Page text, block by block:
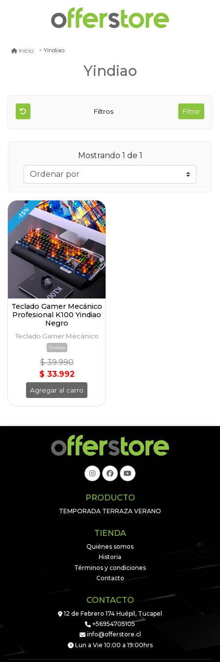
Inicio Yindiao
Yindiao
Filtros Filtrar
Mostrando 1 de 1
-15%
Teclado Gamer Mecánico
Profesional K100 Yindiao
Negro
Teclado Gamer Mecánico
Yindiao
$ 39.990
$ 33.992
Agregar al carro
PRODUCTO
TEMPORADA TERRAZA VERANO
TIENDA
Quiénes somos
Historia
Términos y condiciones
Contacto
CONTACTO
12 de Febrero 174 Huépil, Tucapel
+56954705105
info@offerstore.cl
Lun a Vie 10:00 a 19:00hrs